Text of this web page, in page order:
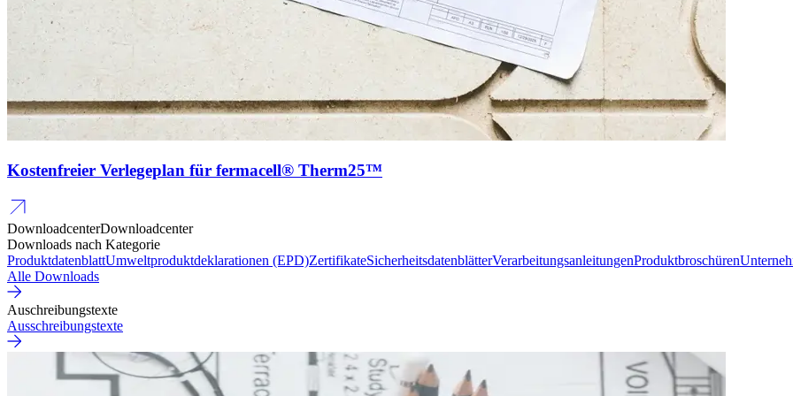
Kostenfreier Verlegeplan für fermacell® Therm25™
DownloadcenterDownloadcenter
Downloads nach Kategorie
ProduktdatenblattUmweltproduktdeklarationen (EPD)ZertifikateSicherheitsdatenblätterVerarbeitungsanleitungenProduktbroschüren
Alle Downloads
Auschreibungstexte
Ausschreibungstexte